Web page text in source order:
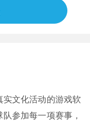
实文化活动的游戏软
参加每一项赛事，